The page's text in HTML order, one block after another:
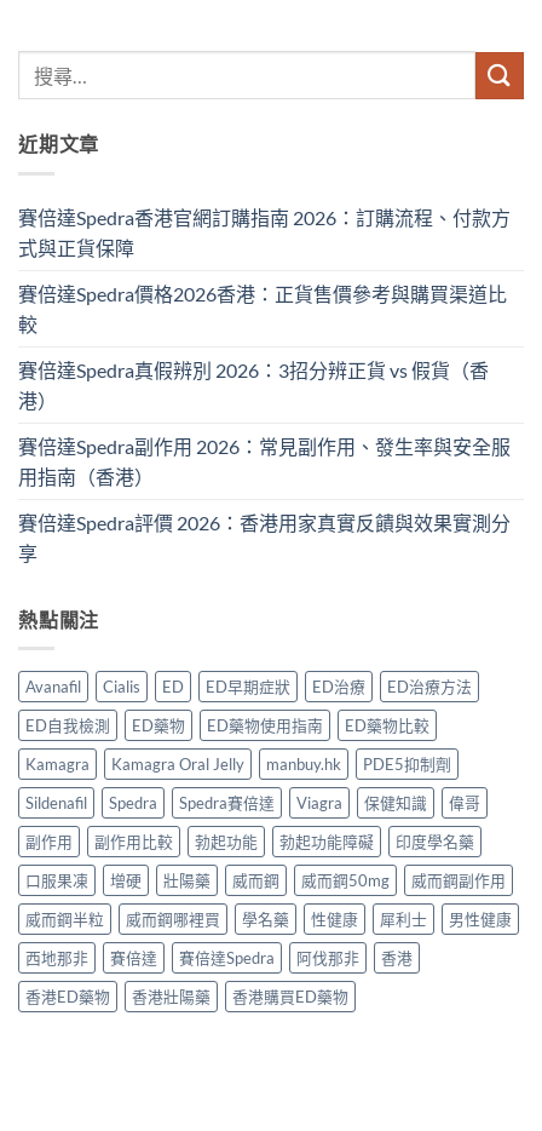
近期文章
賽倍達Spedra香港官網訂購指南 2026：訂購流程、付款方
式與正貨保障
賽倍達Spedra價格2026香港：正貨售價參考與購買渠道比
較
賽倍達Spedra真假辨別 2026：3招分辨正貨 vs 假貨（香
港）
賽倍達Spedra副作用 2026：常見副作用、發生率與安全服
用指南（香港）
賽倍達Spedra評價 2026：香港用家真實反饋與效果實測分
享
熱點關注
Avanafil Cialis ED ED早期症狀 ED治療
ED治療方法
ED自我檢測
ED藥物 ED藥物使用指南
ED藥物比較
Kamagra
Kamagra Oral Jelly manbuy.hk
PDE5抑制劑
Sildenafil
Spedra Spedra賽倍達 Viagra 保健知識
偉哥
副作用
副作用比較 勃起功能 勃起功能障礙
印度學名藥
口服果凍
增硬 壯陽藥 威而鋼 威而鋼50mg
威而鋼副作用
威而鋼半粒
威而鋼哪裡買 學名藥 性健康 犀利士
男性健康
西地那非
賽倍達 賽倍達Spedra 阿伐那非
香港
香港ED藥物
香港壯陽藥 香港購買ED藥物